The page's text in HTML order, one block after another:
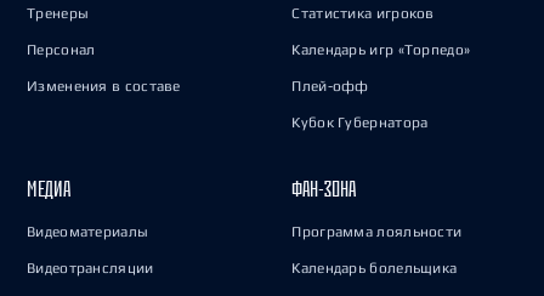
Тренеры
Персонал
Изменения в составе
Статистика игроков
Календарь игр «Торпедо»
Плей-офф
Кубок Губернатора
МЕДИА
Видеоматериалы
Видеотрансляции
ФАН-ЗОНА
Программа лояльности
Календарь болельщика